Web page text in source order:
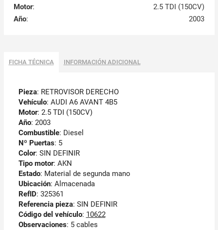
Motor:
2.5 TDI (150CV)
Año: 2003
FICHA TÉCNICA INFORMACIÓN ADICIONAL
Pieza: RETROVISOR DERECHO
Vehículo: AUDI A6 AVANT 4B5
Motor: 2.5 TDI (150CV)
Año: 2003
Combustible: Diesel
Nº Puertas: 5
Color: SIN DEFINIR
Tipo motor: AKN
Estado: Material de segunda mano
Ubicación: Almacenada
RefID: 325361
Referencia pieza: SIN DEFINIR
Código del vehículo: 10622
Observaciones: 5 cables